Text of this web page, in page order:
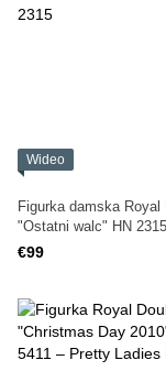
Wideo
Figurka damska Royal
"Ostatni walc" HN 2315
€99